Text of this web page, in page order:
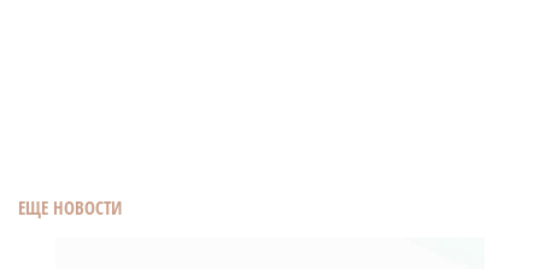
ЕЩЕ НОВОСТИ